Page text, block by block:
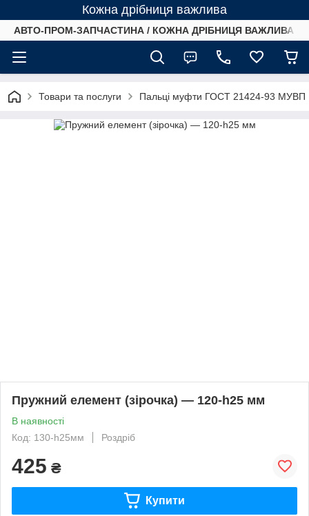
Кожна дрібниця важлива
АВТО-ПРОМ-ЗАПЧАСТИНА / КОЖНА ДРІБНИЦЯ ВАЖЛИВА /
Товари та послуги Пальці муфти ГОСТ 21424-93 МУВП
Пружний елемент (зірочка) — 120-h25 мм
В наявності
Код: 130-h25мм
Роздріб
425 ₴
Купити